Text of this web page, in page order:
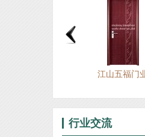
江山五福门
行业交流